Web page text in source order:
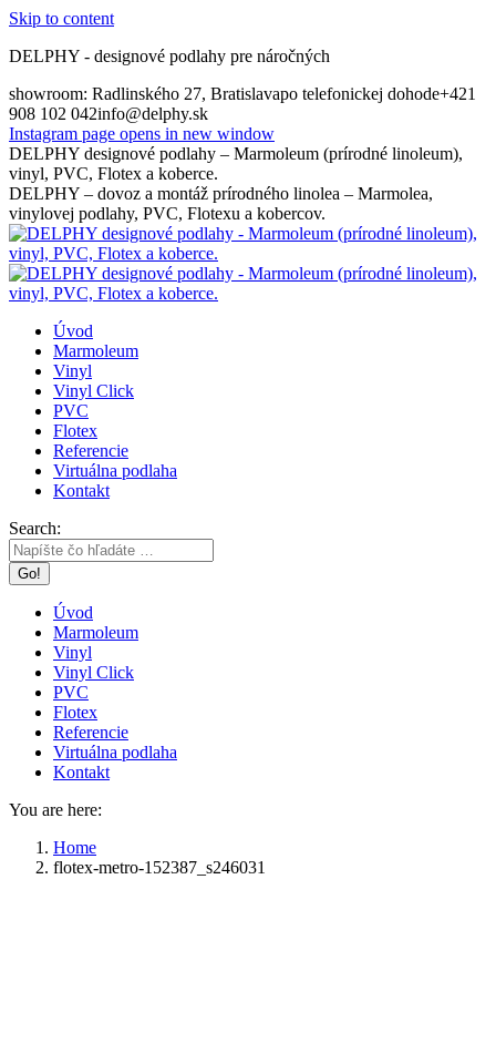
Skip to content
DELPHY - designové podlahy pre náročných
showroom: Radlinského 27, Bratislavapo telefonickej dohode+421
908 102 042info@delphy.sk
Instagram page opens in new window
DELPHY designové podlahy – Marmoleum (prírodné linoleum),
vinyl, PVC, Flotex a koberce.
DELPHY – dovoz a montáž prírodného linolea – Marmolea,
vinylovej podlahy, PVC, Flotexu a kobercov.
Úvod
Marmoleum
Vinyl
Vinyl Click
PVC
Flotex
Referencie
Virtuálna podlaha
Kontakt
Search:
Úvod
Marmoleum
Vinyl
Vinyl Click
PVC
Flotex
Referencie
Virtuálna podlaha
Kontakt
You are here:
Home
flotex-metro-152387_s246031